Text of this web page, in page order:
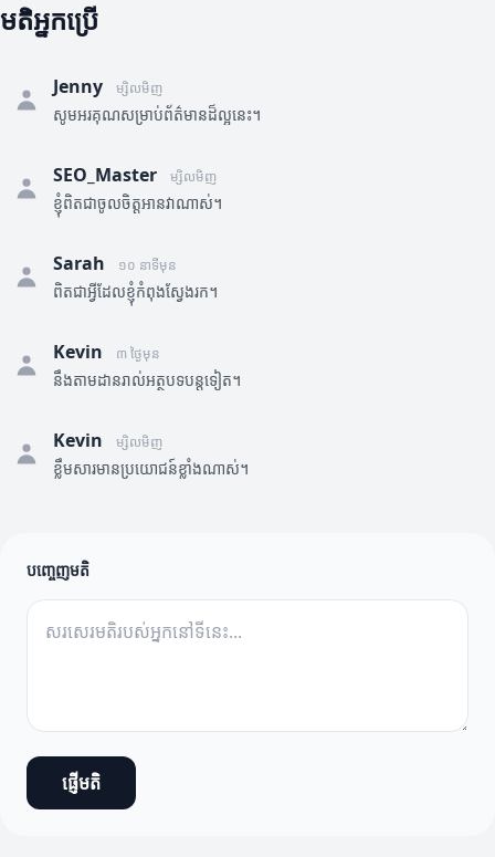
មតិអ្នកប្រើ
Jenny ម្សិលមិញ
សូមអរគុណសម្រាប់ព័ត៌មានដ៏ល្អនេះ។
SEO_Master ម្សិលមិញ
ខ្ញុំពិតជាចូលចិត្តអានវាណាស់។
Sarah ១០ នាទីមុន
ពិតជាអ្វីដែលខ្ញុំកំពុងស្វែងរក។
Kevin ៣ ថ្ងៃមុន
នឹងតាមដានរាល់អត្ថបទបន្តទៀត។
Kevin ម្សិលមិញ
ខ្លឹមសារមានប្រយោជន៍ខ្លាំងណាស់។
បញ្ចេញមតិ
ផ្ញើមតិ